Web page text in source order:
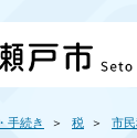
手続き 税 市民